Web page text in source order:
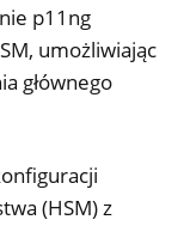
p11ng
umożliwiając
głównego
(HSM) z